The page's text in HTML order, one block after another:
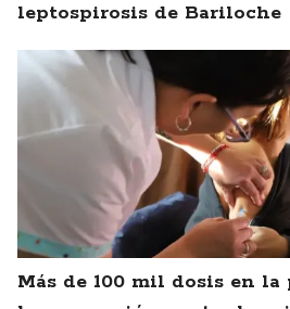
leptospirosis de Bariloche
Más de 100 mil dosis en